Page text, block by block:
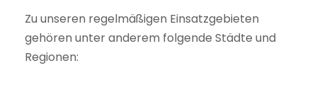
Zu unseren regelmäßigen Einsatzgebieten
gehören unter anderem folgende Städte und
Regionen: